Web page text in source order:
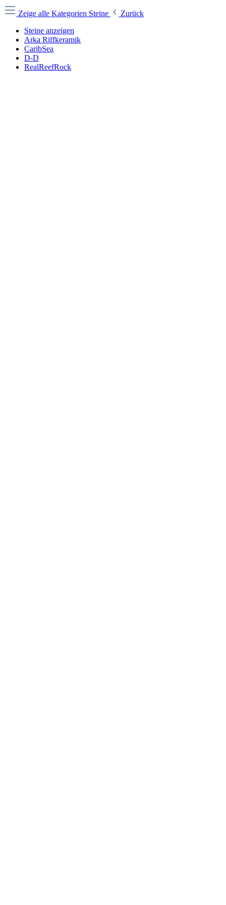
Zeige alle Kategorien Steine
Zurück
Steine anzeigen
Arka Riffkeramik
CaribSea
D-D
RealReefRock